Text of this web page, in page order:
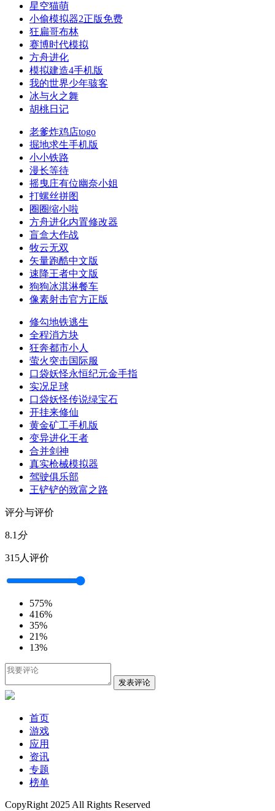
星空猫萌
小偷模拟器2正版免费
狂扁哥布林
赛博时代模拟
方舟进化
模拟建造4手机版
我的世界少年骇客
冰与火之舞
胡桃日记
老爹炸鸡店togo
掘地求生手机版
小小铁路
漫长等待
摇曳庄有位幽奈小姐
打螺丝拼图
圈圈缩小啦
方舟进化内置修改器
盲盒大作战
牧云无双
矢量跑酷中文版
速降王者中文版
狗狗冰淇淋餐车
像素射击官方正版
修勾地铁逃生
全程消方块
狂奔都市小人
萤火突击国际服
口袋妖怪永恒纪元金手指
实况足球
口袋妖怪传说绿宝石
开挂来修仙
黄金矿工手机版
变异进化王者
合并剑神
真实枪械模拟器
驾驶俱乐部
王铲铲的致富之路
评分与评价
8.1 分
315人评价
575%
416%
35%
21%
13%
发表评论
首页
游戏
应用
资讯
专题
榜单
CopyRight 2025 All Rights Reserved